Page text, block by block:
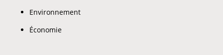
Environnement
Économie